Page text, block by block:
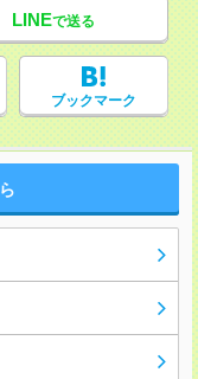
LINEで送る
ブックマーク